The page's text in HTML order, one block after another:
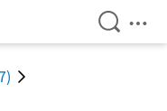
検索を
メ